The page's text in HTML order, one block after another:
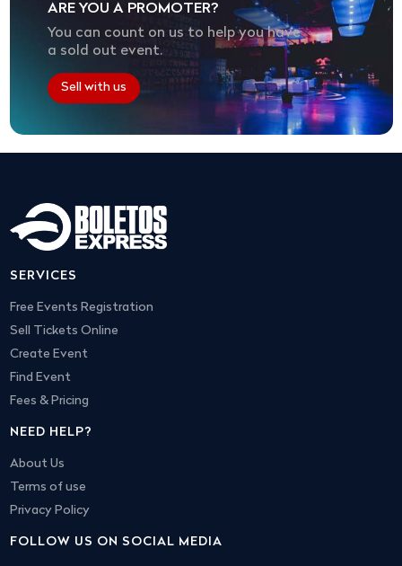
ARE YOU A PROMOTER?
You can count on us to help you have
a sold out event.
Sell with us
SERVICES
Free Events Registration
Sell Tickets Online
Create Event
Find Event
Fees & Pricing
NEED HELP?
About Us
Terms of use
Privacy Policy
FOLLOW US ON SOCIAL MEDIA